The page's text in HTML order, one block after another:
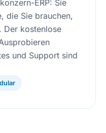
ERP: Sie
die Sie brauchen,
Der kostenlose
und Support sind